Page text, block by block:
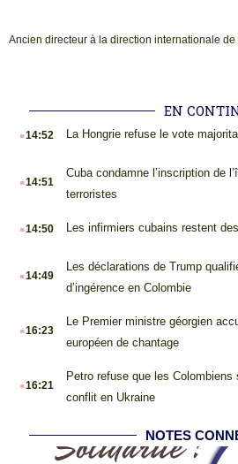
Ancien directeur à la direction internationale de
EN
.14:52 La Hongrie refuse le vote
.14:51
Cuba condamne l’inscription de
terroristes
.14:50 Les infirmiers cubains restent
.14:49
Les déclarations de Trump
d’ingérence en Colombie
.16:23
Le Premier ministre géorgien
européen de chantage
.16:21
Petro refuse que les Colombiens
conflit en Ukraine
NOTES